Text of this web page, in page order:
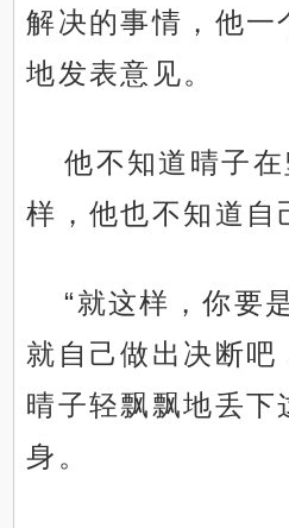
解决的事情，他一
地发表意见。
他不知道晴子
样，他也不知道自
“就这样，你要
就自己做出决断吧
晴子轻飘飘地丢下
身。